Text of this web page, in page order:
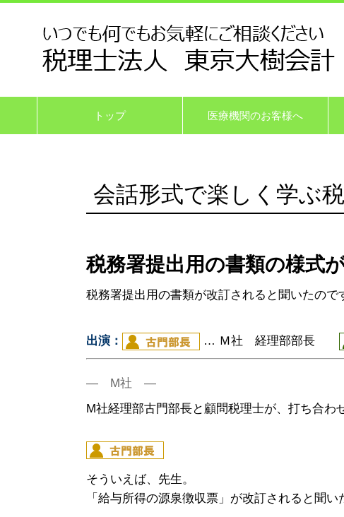
トップ 医療機関のお客様へ
会話形式で楽しく学ぶ
税務署提出用の書類の様式
税務署提出用の書類が改訂されると聞いたので
出演： … Ｍ社 経理部部長
― M社 ―
M社経理部古門部長と顧問税理士が、打ち合わ
そういえば、先生。
「給与所得の源泉徴収票」が改訂されると聞